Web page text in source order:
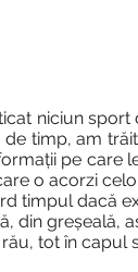
niciun sport
timp, am
pe care
o acorzi
timpul dacă
din greșeală,
tot în capul